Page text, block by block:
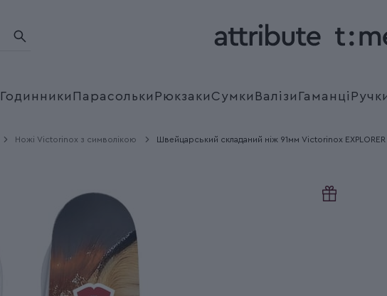
Годинники Парасольки Рюкзаки Сумки Валізи Гаманці
Ножі Victorinox з символікою Швейцарський складаний ніж 91мм Victorinox EXPLORER